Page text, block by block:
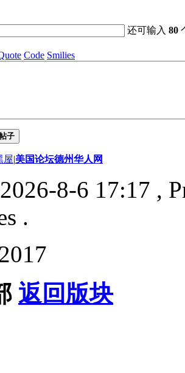
还可输入80
Code Smilies
子
屋|美国论坛德州华人网
8-6 17:17 ,
.
返回版块